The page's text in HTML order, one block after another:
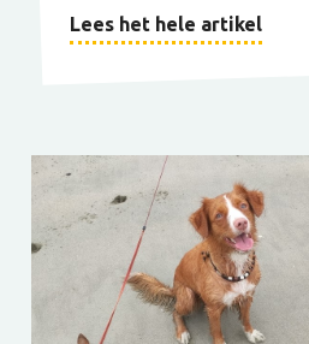
Lees het hele artikel